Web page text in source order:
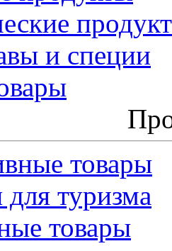
и специи
товары
туризма
товары